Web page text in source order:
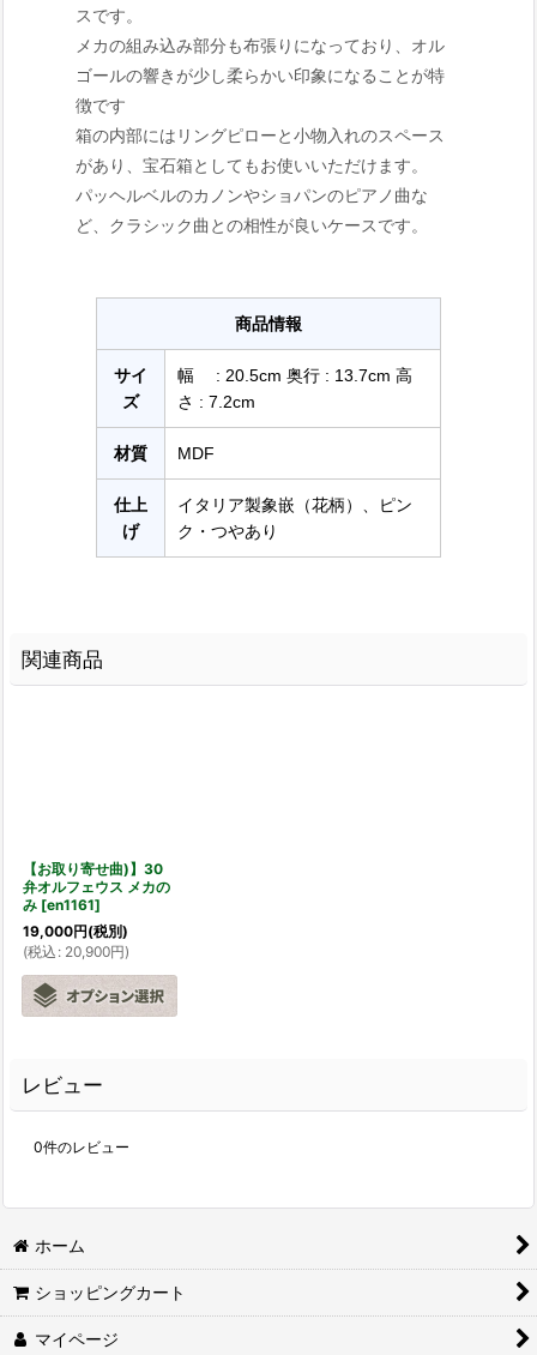
スです。
メカの組み込み部分も布張りになっており、オル
ゴールの響きが少し柔らかい印象になることが特
徴です
箱の内部にはリングピローと小物入れのスペース
があり、宝石箱としてもお使いいただけます。
パッヘルベルのカノンやショパンのピアノ曲な
ど、クラシック曲との相性が良いケースです。
商品情報
サイ
ズ
幅 : 20.5cm 奥行 : 13.7cm 高
さ : 7.2cm
材質 MDF
仕上
げ
イタリア製象嵌（花柄）、ピン
ク・つやあり
関連商品
【お取り寄せ曲)】30
弁オルフェウス メカの
み [en1161]
19,000円(税別)
(税込 : 20,900円)
レビュー
0件のレビュー
ホーム
ショッピングカート
マイページ